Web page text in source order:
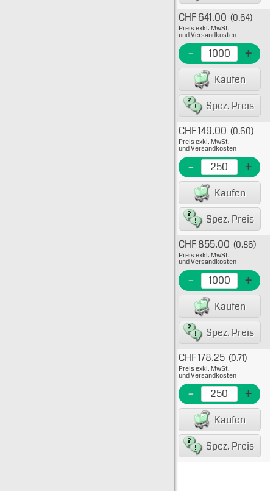
Typ:
EME
CHF 641.00 (0.64)
Preis exkl. MwSt.
und Versandkosten
- +
Kaufen
Spez. Preis
Typ:
527-
EME
EAN/
CHF 149.00 (0.60)
Preis exkl. MwSt.
und Versandkosten
- +
Kaufen
Spez. Preis
Typ:
EME
CHF 855.00 (0.86)
Preis exkl. MwSt.
und Versandkosten
- +
Kaufen
Spez. Preis
Typ:
527-
EME
EAN/
CHF 178.25 (0.71)
Preis exkl. MwSt.
und Versandkosten
- +
Kaufen
Spez. Preis